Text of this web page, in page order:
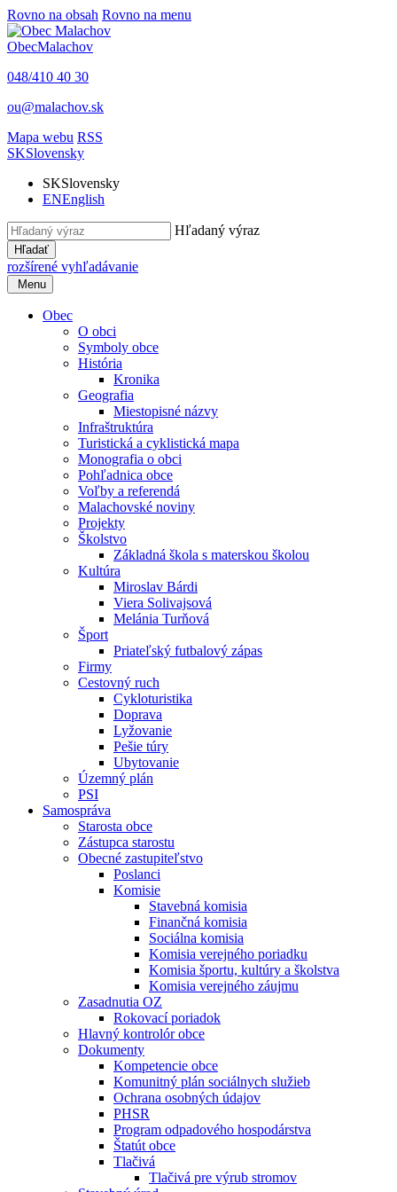
Rovno na obsah Rovno na menu
ObecMalachov
048/410 40 30
ou@malachov.sk
Mapa webu RSS
SKSlovensky
SKSlovensky
ENEnglish
Hľadaný výraz
Hľadať
rozšírené vyhľadávanie
Menu
Obec
O obci
Symboly obce
História
Kronika
Geografia
Miestopisné názvy
Infraštruktúra
Turistická a cyklistická mapa
Monografia o obci
Pohľadnica obce
Voľby a referendá
Malachovské noviny
Projekty
Školstvo
Základná škola s materskou školou
Kultúra
Miroslav Bárdi
Viera Solivajsová
Melánia Turňová
Šport
Priateľský futbalový zápas
Firmy
Cestovný ruch
Cykloturistika
Doprava
Lyžovanie
Pešie túry
Ubytovanie
Územný plán
PSI
Samospráva
Starosta obce
Zástupca starostu
Obecné zastupiteľstvo
Poslanci
Komisie
Stavebná komisia
Finančná komisia
Sociálna komisia
Komisia verejného poriadku
Komisia športu, kultúry a školstva
Komisia verejného záujmu
Zasadnutia OZ
Rokovací poriadok
Hlavný kontrolór obce
Dokumenty
Kompetencie obce
Komunitný plán sociálnych služieb
Ochrana osobných údajov
PHSR
Program odpadového hospodárstva
Štatút obce
Tlačivá
Tlačivá pre výrub stromov